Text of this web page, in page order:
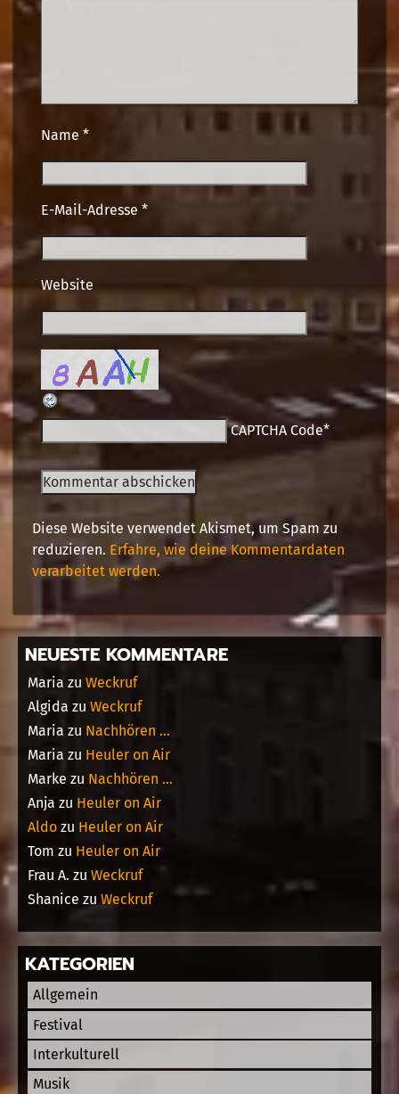
Name *
E-Mail-Adresse *
Website
CAPTCHA Code*
Diese Website verwendet Akismet, um Spam zu
reduzieren. Erfahre, wie deine Kommentardaten
verarbeitet werden.
NEUESTE KOMMENTARE
Maria zu Weckruf
Algida zu Weckruf
Maria zu Nachhören …
Maria zu Heuler on Air
Marke zu Nachhören …
Anja zu Heuler on Air
Aldo zu Heuler on Air
Tom zu Heuler on Air
Frau A. zu Weckruf
Shanice zu Weckruf
KATEGORIEN
Allgemein
Festival
Interkulturell
Musik